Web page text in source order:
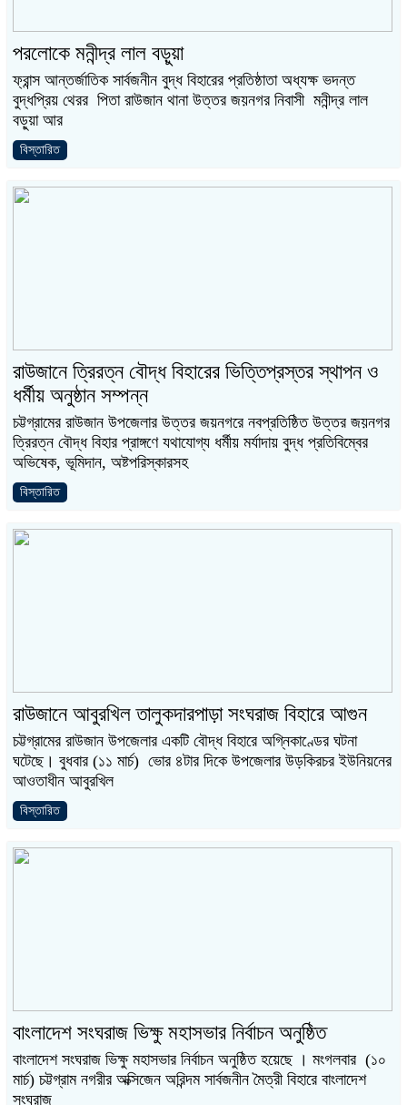
পরলোকে মনীন্দ্র লাল বড়ুয়া
ফ্রান্স আন্তর্জাতিক সার্বজনীন বুদ্ধ বিহারের প্রতিষ্ঠাতা অধ্যক্ষ ভদন্ত
বুদ্ধপ্রিয় থেরর পিতা রাউজান থানা উত্তর জয়নগর নিবাসী মনীন্দ্র লাল
বড়ুয়া আর
বিস্তারিত
রাউজানে ত্রিরত্ন বৌদ্ধ বিহারের ভিত্তিপ্রস্তর স্থাপন ও
ধর্মীয় অনুষ্ঠান সম্পন্ন
চট্টগ্রামের রাউজান উপজেলার উত্তর জয়নগরে নবপ্রতিষ্ঠিত উত্তর জয়নগর
ত্রিরত্ন বৌদ্ধ বিহার প্রাঙ্গণে যথাযোগ্য ধর্মীয় মর্যাদায় বুদ্ধ প্রতিবিম্বের
অভিষেক, ভূমিদান, অষ্টপরিস্কারসহ
বিস্তারিত
রাউজানে আবুরখিল তালুকদারপাড়া সংঘরাজ বিহারে আগুন
চট্টগ্রামের রাউজান উপজেলার একটি বৌদ্ধ বিহারে অগ্নিকাণ্ডের ঘটনা
ঘটেছে। বুধবার (১১ মার্চ) ভোর ৪টার দিকে উপজেলার উড়কিরচর ইউনিয়নের
আওতাধীন আবুরখিল
বিস্তারিত
বাংলাদেশ সংঘরাজ ভিক্ষু মহাসভার নির্বাচন অনুষ্ঠিত
বাংলাদেশ সংঘরাজ ভিক্ষু মহাসভার নির্বাচন অনুষ্ঠিত হয়েছে । মংগলবার (১০
মার্চ) চট্টগ্রাম নগরীর অক্সিজেন অরিন্দম সার্বজনীন মৈত্রী বিহারে বাংলাদেশ
সংঘরাজ